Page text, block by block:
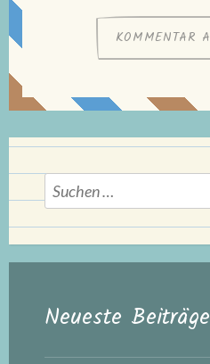
Suchen
nach:
Neueste Beiträge